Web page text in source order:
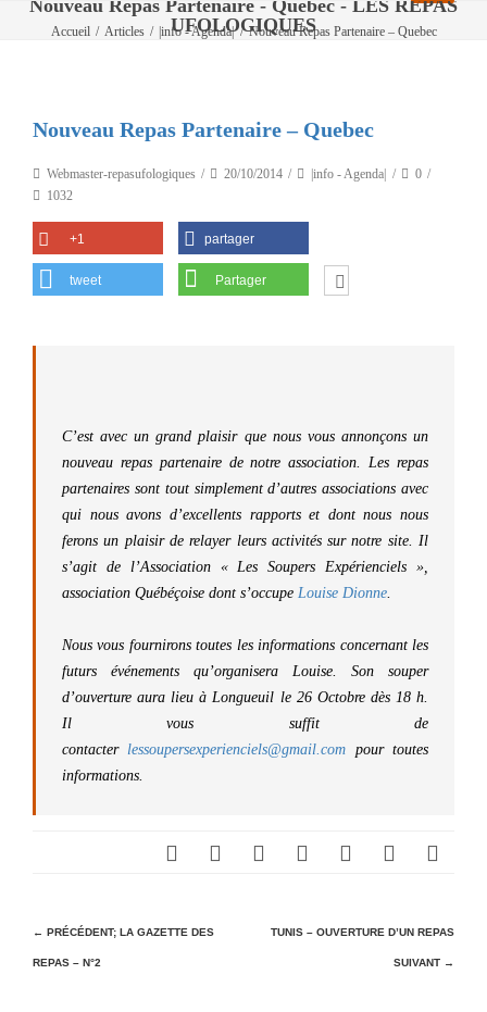
Nouveau Repas Partenaire - Quebec - LES REPAS
UFOLOGIQUES
Accueil / Articles / |info - Agenda| / Nouveau Repas Partenaire – Quebec
Nouveau Repas Partenaire – Quebec
Webmaster-repasufologiques 20/10/2014 |info - Agenda|
0
1032
+1 partager
tweet Partager
C’est avec un grand plaisir que nous vous annonçons un
nouveau repas partenaire de notre association. Les repas
partenaires sont tout simplement d’autres associations avec
qui nous avons d’excellents rapports et dont nous nous
ferons un plaisir de relayer leurs activités sur notre site. Il
s’agit de l’Association « Les Soupers Expérienciels »,
association Québéçoise dont s’occupe Louise Dionne.
Nous vous fournirons toutes les informations concernant les
futurs événements qu’organisera Louise. Son souper
d’ouverture aura lieu à Longueuil le 26 Octobre dès 18 h.
Il vous suffit de
contacter lessoupersexperienciels@gmail.com pour toutes
informations.
N
a
← PRÉCÉDENT; LA GAZETTE DES
REPAS – N°2
TUNIS – OUVERTURE D’UN REPAS
SUIVANT →